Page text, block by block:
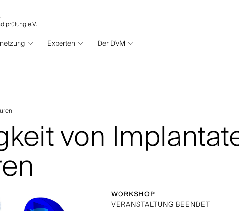
prüfung e.V.
Experten Der DVM
von
WORKSHOP
VERANSTALTUNG BEENDET